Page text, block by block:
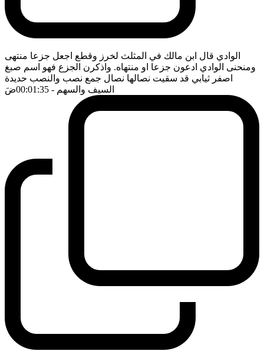
الوادي قال ابن مالك في المثلث لخرز وقطع اجعل جزعا منتهى
ومنحنى الوادي ادعون جزعا او منتهاه. واذكرن الجزع فهو اسم صبغ
اصفر ثيابي قد سقيت نصالها نصال جمع نصب والنصب حديدة
السيف والسهم - 00:01:35 ضَ